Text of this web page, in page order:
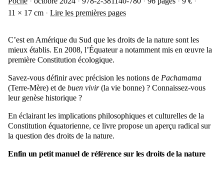
11 × 17 cm
Lire les premières pages
C’est en Amérique du Sud que les droits de la nature sont les
mieux établis. En 2008, l’Équateur a notamment mis en œuvre la
première Constitution écologique.
Savez-vous définir avec précision les notions de Pachamama
(Terre-Mère) et de buen vivir(la vie bonne) ? Connaissez-vous
leur genèse historique ?
En éclairant les implications philosophiques et culturelles de la
Constitution équatorienne, ce livre propose un aperçu radical sur
la question des droits de la nature.
Enfin un petit manuel de référence sur les droits de la nature